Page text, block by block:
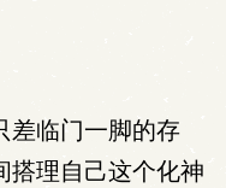
临门一脚的存
搭理自己这个化神